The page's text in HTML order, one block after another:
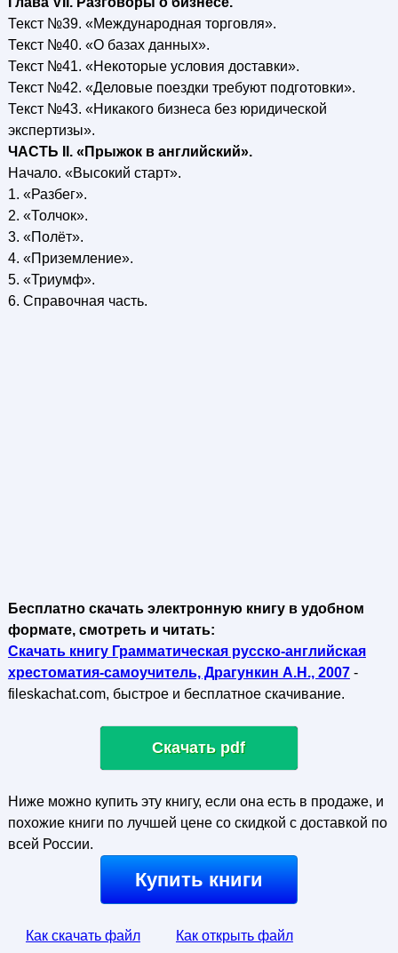
Текст №39. «Международная торговля».
Текст №40. «О базах данных».
Текст №41. «Некоторые условия доставки».
Текст №42. «Деловые поездки требуют подготовки».
Текст №43. «Никакого бизнеса без юридической
экспертизы».
ЧАСТЬ II. «Прыжок в английский».
Начало. «Высокий старт».
1. «Разбег».
2. «Толчок».
3. «Полёт».
4. «Приземление».
5. «Триумф».
6. Справочная часть.
Бесплатно скачать электронную книгу в удобном
формате, смотреть и читать:
Скачать книгу Грамматическая русско-английская
хрестоматия-самоучитель, Драгункин А.Н., 2007-
fileskachat.com, быстрое и бесплатное скачивание.
Скачать pdf
Ниже можно купить эту книгу, если она есть в продаже, и
похожие книги по лучшей цене со скидкой с доставкой по
всей России.
Купить книги
Как скачать файл Как открыть файл